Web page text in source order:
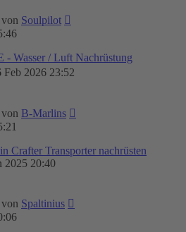
von Soulpilot
- Wasser / Luft Nachrüstung
Feb 2026 23:52
von B-Marlins
Crafter Transporter nachrüsten
2025 20:40
von Spaltinius